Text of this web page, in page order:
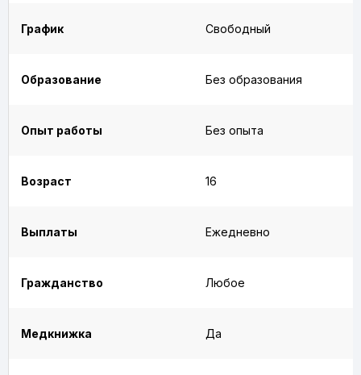
График Свободный
Образование Без образования
Опыт работы Без опыта
Возраст 16
Выплаты Ежедневно
Гражданство Любое
Медкнижка Да